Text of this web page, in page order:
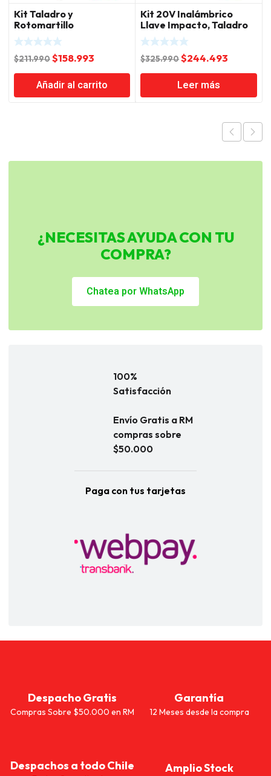
Kit Taladro y
Rotomartillo
Inalámbrico 20V Total
$211.990El
precio
original
era:
$158.993
precio
actual
es:
Añadir al carrito
Kit 20V Inalámbrico
Llave Impacto, Taladro
Percutor, Amoladora y
Foco LED, Baterías y
Cargador Total
$325.990El
precio
original
era:
$244.493
precio
es:
Leer más
¿NECESITAS AYUDA CON TU
COMPRA?
Chatea por WhatsApp
100%
Satisfacción
Envío Gratis a RM
compras sobre
$50.000
Paga con tus tarjetas
Despacho Gratis
Compras Sobre $50.000 en RM
Garantía
12 Meses desde la compra
Despachos a todo Chile Amplio Stock